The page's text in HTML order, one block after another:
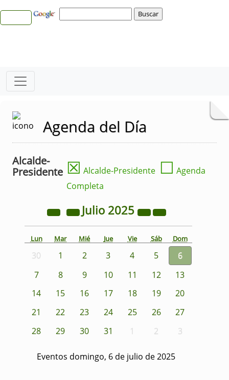
Agenda del Día
Alcalde-
Presidente ☒ Alcalde-Presidente ☐ Agenda
Completa
Julio 2025
Lun Mar Mié Jue Vie Sáb Dom
30 1 2 3 4 5
6
7
8 9 10 11 12
13
14
15 16 17 18 19
20
21
22 23 24 25 26
27
28
29 30 31 1 2 3
Eventos domingo, 6 de julio de 2025